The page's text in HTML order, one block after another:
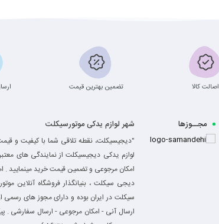
اصالت کالا تضمین بهترین قیمت
مجــوزها شهر لوازم یدکی موتورسیکلت
"دیجیسیکلت، نقطه تلاقی شما با کیفیت و
لوازم یدکی دیجیسیکلت از نمایندگی های
امکان مرجوعی و تضمین قیمت خرید مینمایید
دیجی سیکلت ، بنیانگذار فروشگاه آنلاین
سیکلت در ایران بوده و دارای مجوز های رسمی
ارسال آنی - امکان مرجوعی - ارسال سفارشی .